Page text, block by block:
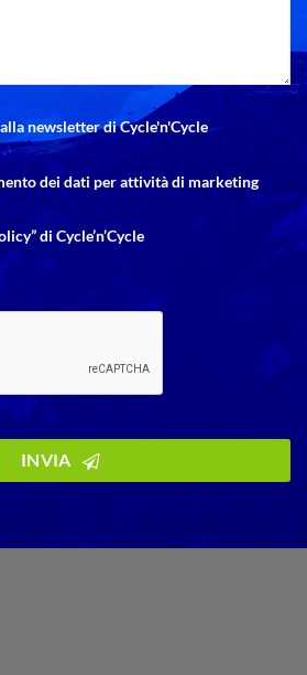
newsletter di Cycle'n'Cycle
dei dati per attività di marketing
di Cycle’n’Cycle
INVIA